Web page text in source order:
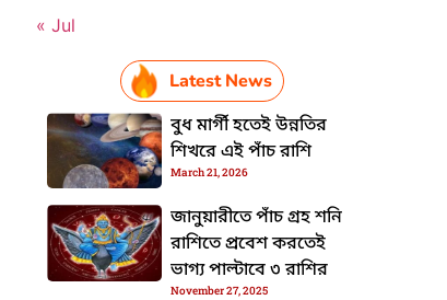
HTML / JS Code
« Jul
Latest News
বুধ মার্গী হতেই উন্নতির
শিখরে এই পাঁচ রাশি
March 21, 2026
জানুয়ারীতে পাঁচ গ্রহ শনি
রাশিতে প্রবেশ করতেই
ভাগ্য পাল্টাবে ৩ রাশির
November 27, 2025